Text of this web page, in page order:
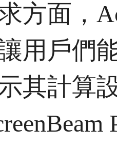
方面，
用戶們
其計算